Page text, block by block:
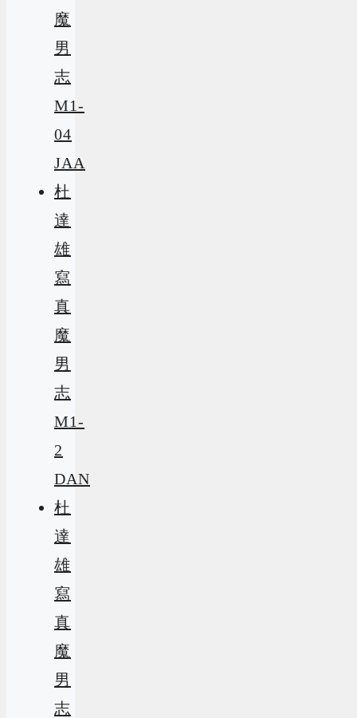
魔
男
志
M1-
04
JAA
杜
達
雄
寫
真
魔
男
志
M1-
2
DAN
杜
達
雄
寫
真
魔
男
志